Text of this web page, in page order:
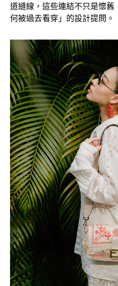
道縫線，這些連結不只是懷舊
何被過去看穿」的設計提問。